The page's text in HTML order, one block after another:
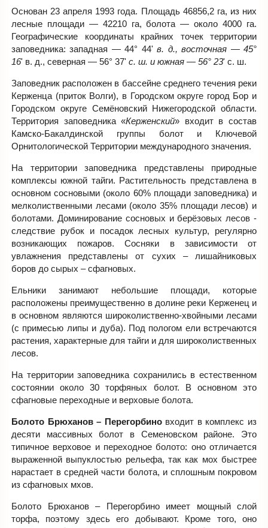
Основан 23 апреля 1993 года. Площадь 46856,2 га, из них
лесные площади — 42210 га, болота — около 4000 га.
Географические координаты крайних точек территории
заповедника: западная — 44° 44' в. д., восточная — 45°
16' в. д., северная — 56° 37' с. ш. и южная — 56° 23' с. ш.
Заповедник расположен в бассейне среднего течения реки
Керженца (приток Волги), в Городском округе город Бор и
Городском округе Семёновский Нижегородской области.
Территория заповедника «Керженский» входит в состав
Камско-Бакалдинской группы болот и Ключевой
Орнитологической Территории международного значения.
На территории заповедника представлены природные
комплексы южной тайги. Растительность представлена в
основном сосновыми (около 60% площади заповедника) и
мелколиственными лесами (около 35% площади лесов) и
болотами. Доминирование сосновых и берёзовых лесов -
следствие рубок и посадок лесных культур, регулярно
возникающих пожаров. Сосняки в зависимости от
увлажнения представлены от сухих – лишайниковых
боров до сырых – сфагновых.
Ельники занимают небольшие площади, которые
расположены преимущественно в долине реки Керженец и
в основном являются широколиственно-хвойными лесами
(с примесью липы и дуба). Под пологом ели встречаются
растения, характерные для тайги и для широколиственных
лесов.
На территории заповедника сохранились в естественном
состоянии около 30 торфяных болот. В основном это
сфагновые переходные и верховые болота.
Болото Брюханов – Перегорбиновходит в комплекс из
десяти массивных болот в Семеновском районе. Это
типичное верховое и переходное болото: оно отличается
выраженной выпуклостью рельефа, так как мох быстрее
нарастает в средней части болота, и сплошным покровом
из сфагновых мхов.
Болото Брюханов – Перегорбино имеет мощный слой
торфа, поэтому здесь его добывают. Кроме того, оно